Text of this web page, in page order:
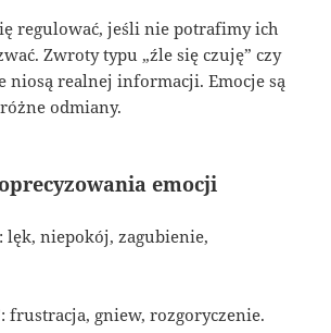
regulować, jeśli nie potrafimy ich
Zwroty typu „źle się czuję” czy
niosą realnej informacji. Emocje są
odmiany.
emocji
lęk, niepokój, zagubienie,
frustracja, gniew, rozgoryczenie.